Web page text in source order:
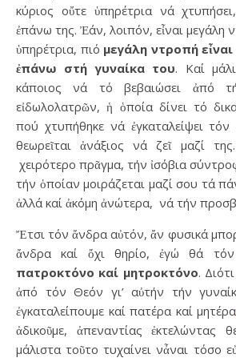
κύριος οὔτε ὑπηρέτρια νά
ἐπάνω της. Ἐάν, λοιπόν, εἶναι μεγάλη
ὑπηρέτρια, πιό μεγάλη ντροπή
ἐπάνω στή γυναίκα του. Καί
κάποιος νά τό βεβαιώσει ἀπό
εἰδωλολατρῶν, ἡ ὁποία δίνει τό
πού χτυπήθηκε νά ἐγκαταλείψει τόν
θεωρεῖται ἀνάξιος νά ζεῖ μαζί
χειρότερο πρᾶγμα, τήν ἰσόβια
τήν ὁποίαν μοιράζεται μαζί σου τά
ἀλλά καί ἀκόμη ἀνώτερα, νά τήν
Ἔτσι τόν ἄνδρα αὐτόν, ἄν φυσικά
ἄνδρα καί ὄχι θηρίο, ἐγώ θά
πατροκτόνο καί μητροκτόνο.
ἀπό τόν Θεόν γι’ αὐτήν τήν
ἐγκαταλείπουμε καί πατέρα καί μητέρα
ἀδικοῦμε, ἀπεναντίας ἐκτελώντας
μάλιστα τοῦτο τυχαίνει νἆναι τόσο